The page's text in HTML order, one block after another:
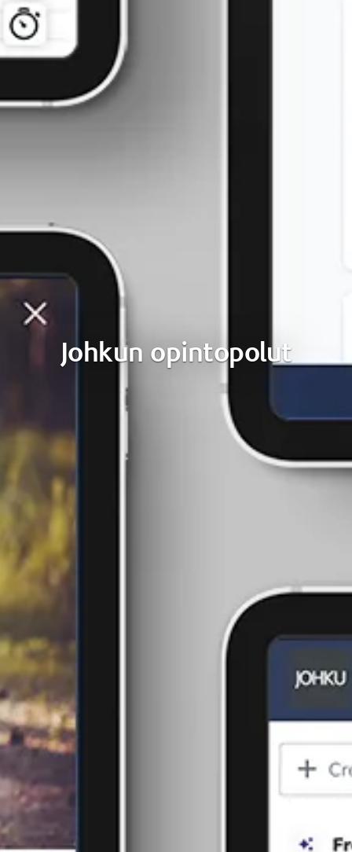
Johkun opintopolut